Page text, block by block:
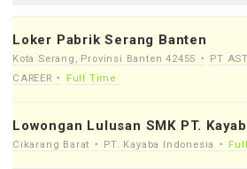
Loker Pabrik Serang Banten
Kota Serang, Provinsi Banten 42455
PT
CAREER
Full Time
Lowongan Lulusan SMK PT.
Cikarang Barat PT. Kayaba Indonesia